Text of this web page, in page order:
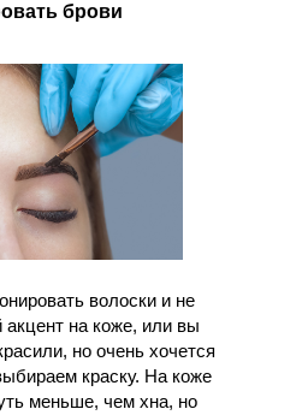
брови
волоски и не
на коже, или вы
но очень хочется
краску. На коже
меньше, чем хна, но